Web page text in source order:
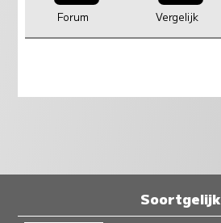
Forum Vergelijk
Soortgelijk